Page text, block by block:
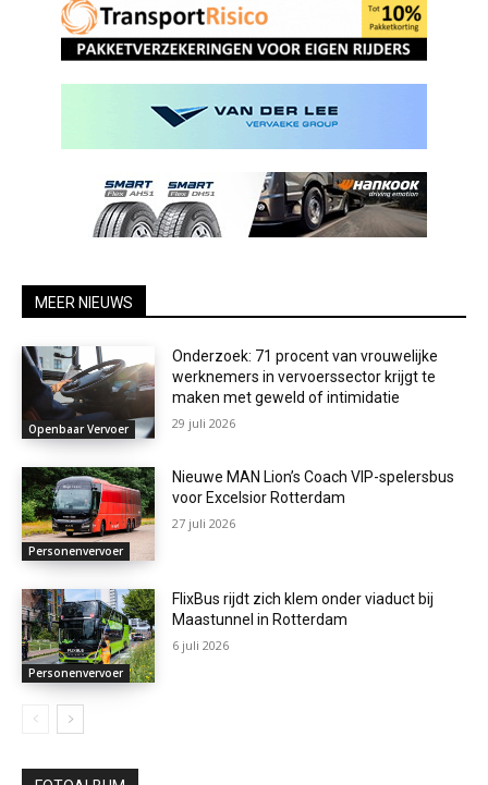
MEER NIEUWS
Openbaar Vervoer
Onderzoek: 71 procent van vrouwelijke
werknemers in vervoerssector krijgt te
maken met geweld of intimidatie
29 juli 2026
Personenvervoer
Nieuwe MAN Lion’s Coach VIP-spelersbus
voor Excelsior Rotterdam
27 juli 2026
Personenvervoer
FlixBus rijdt zich klem onder viaduct bij
Maastunnel in Rotterdam
6 juli 2026